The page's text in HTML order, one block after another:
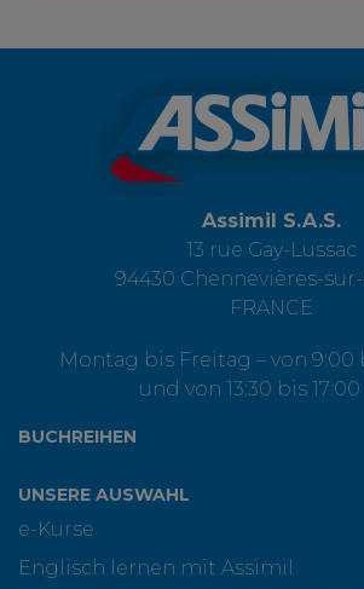
Assimil S.A.S.
13 rue Gay-Lussac
94430 Chennevières-
FRANCE
Montag bis Freitag – von 9:00
und von 13:30 bis
BUCHREIHEN
UNSERE AUSWAHL
e-Kurse
Englisch lernen mit Assimil